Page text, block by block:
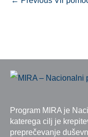
Program MIRA je
katerega cilj je
preprečevanje